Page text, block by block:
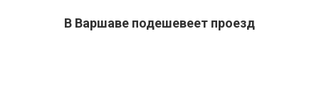
В Варшаве подешевеет проезд